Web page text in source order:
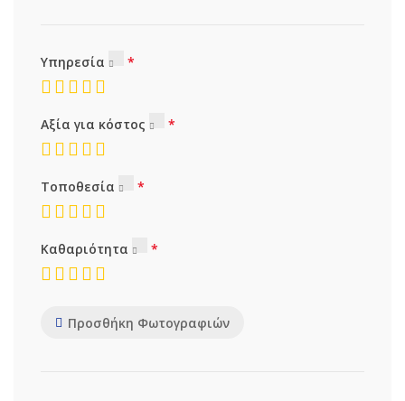
Υπηρεσία
Αξία για κόστος
Τοποθεσία
Καθαριότητα
Προσθήκη Φωτογραφιών